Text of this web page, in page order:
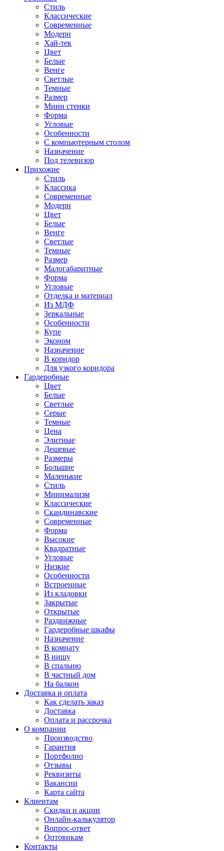
Стиль
Классические
Современные
Модерн
Хай-тек
Цвет
Белые
Венге
Светлые
Темные
Размер
Мини стенки
Форма
Угловые
Особенности
С компьютерным столом
Назначение
Под телевизор
Прихожие
Стиль
Классика
Современные
Модерн
Цвет
Белые
Венге
Светлые
Темные
Размер
Малогабаритные
Форма
Угловые
Отделка и материал
Из МДФ
Зеркальные
Особенности
Купе
Эконом
Назначение
В коридор
Для узкого коридора
Гардеробные
Цвет
Белые
Светлые
Серые
Темные
Цена
Элитные
Дешевые
Размеры
Большие
Маленькие
Стиль
Минимализм
Классические
Скандинавские
Современные
Форма
Высокие
Квадратные
Угловые
Низкие
Особенности
Встроенные
Из кладовки
Закрытые
Открытые
Раздвижные
Гардеробные шкафы
Назначение
В комнату
В нишу
В спальню
В частный дом
На балкон
Доставка и оплата
Как сделать заказ
Доставка
Оплата и рассрочка
О компании
Производство
Гарантия
Портфолио
Отзывы
Реквизиты
Вакансии
Карта сайта
Клиентам
Скидки и акции
Онлайн-калькулятор
Вопрос-ответ
Оптовикам
Контакты